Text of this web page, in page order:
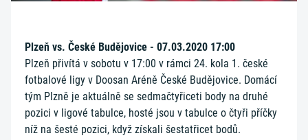
Plzeň vs. České Budějovice - 07.03.2020 17:00
Plzeň přivítá v sobotu v 17:00 v rámci 24. kola 1. české
fotbalové ligy v Doosan Aréně České Budějovice. Domácí
tým Plzně je aktuálně se sedmačtyřiceti body na druhé
pozici v ligové tabulce, hosté jsou v tabulce o čtyři příčky
níž na šesté pozici, když získali šestatřicet bodů.